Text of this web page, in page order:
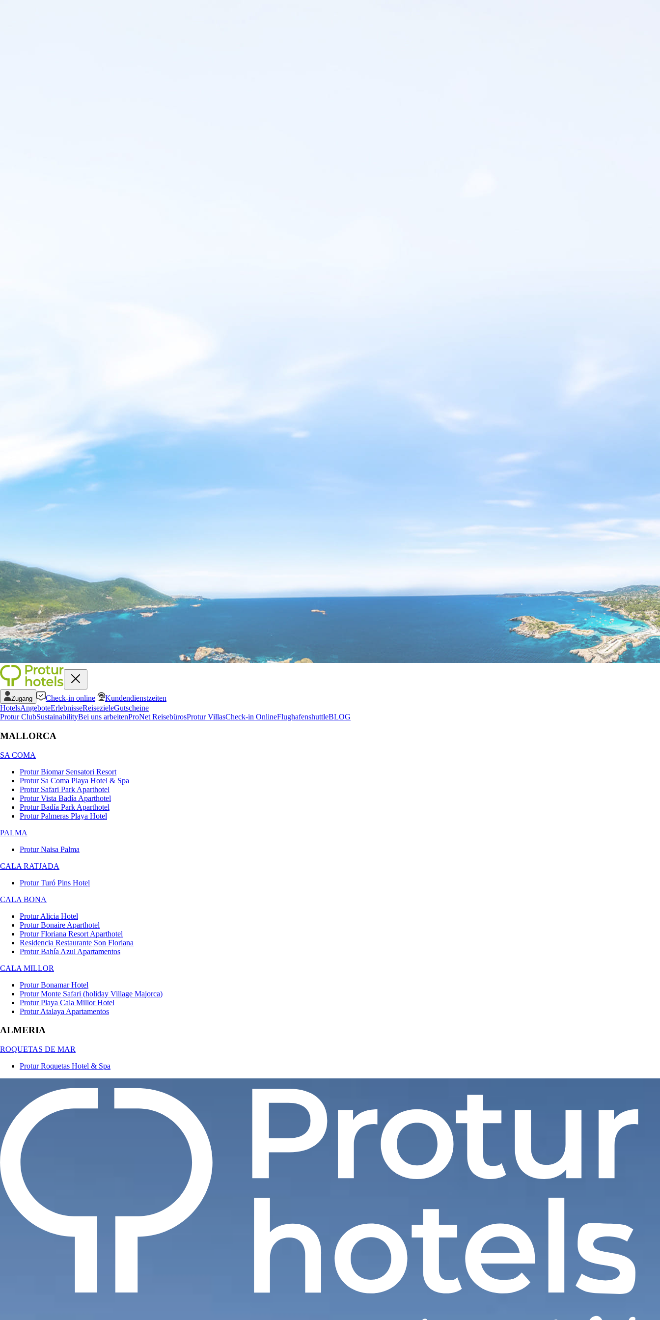
Zugang Check-in online
Kundendienstzeiten
HotelsAngeboteErlebnisseReisezieleGutscheine
Protur ClubSustainabilityBei uns arbeitenProNet ReisebürosProtur VillasCheck-in OnlineFlughafenshuttleBLOG
MALLORCA
SA COMA
Protur Biomar Sensatori Resort
Protur Sa Coma Playa Hotel & Spa
Protur Safari Park Aparthotel
Protur Vista Badía Aparthotel
Protur Badía Park Aparthotel
Protur Palmeras Playa Hotel
PALMA
Protur Naisa Palma
CALA RATJADA
Protur Turó Pins Hotel
CALA BONA
Protur Alicia Hotel
Protur Bonaire Aparthotel
Protur Floriana Resort Aparthotel
Residencia Restaurante Son Floriana
Protur Bahía Azul Apartamentos
CALA MILLOR
Protur Bonamar Hotel
Protur Monte Safari (holiday Village Majorca)
Protur Playa Cala Millor Hotel
Protur Atalaya Apartamentos
ALMERIA
ROQUETAS DE MAR
Protur Roquetas Hotel & Spa